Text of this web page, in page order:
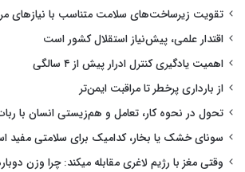
تقویت زیرساخت‌های سلامت متناسب با نیازهای
اقتدار علمی، پیش‌نیاز استقلال کشور است
اهمیت یادگیری کنترل ادرار پیش از ۴ سالگی
از بارداری پرخطر تا مراقبت ایمن‌تر
تحول در نحوه کار، تعامل و هم‌زیستی انسان با
سونای خشک یا بخار، کدامیک برای سلامتی مفید
وقتی مغز با رژیم لاغری مقابله میکند: چرا وزن